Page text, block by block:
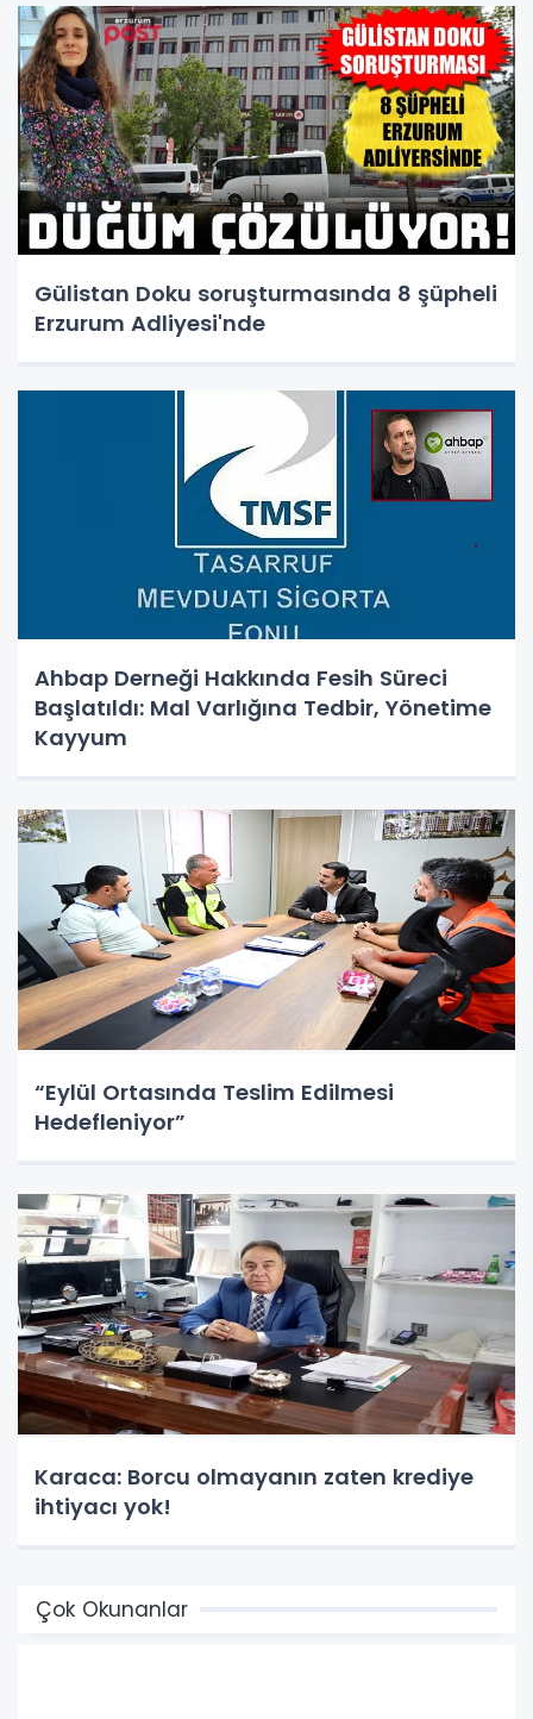
Gülistan Doku soruşturmasında 8 şüpheli
Erzurum Adliyesi'nde
Ahbap Derneği Hakkında Fesih Süreci
Başlatıldı: Mal Varlığına Tedbir, Yönetime
Kayyum
“Eylül Ortasında Teslim Edilmesi
Hedefleniyor”
Karaca: Borcu olmayanın zaten krediye
ihtiyacı yok!
Çok Okunanlar